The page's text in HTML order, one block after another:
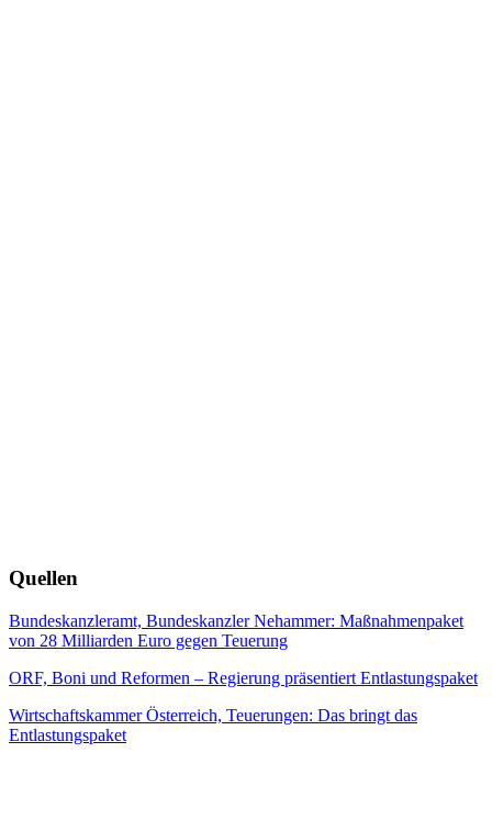
Quellen
Bundeskanzleramt, Bundeskanzler Nehammer: Maßnahmenpaket
von 28 Milliarden Euro gegen Teuerung
ORF, Boni und Reformen – Regierung präsentiert Entlastungspaket
Wirtschaftskammer Österreich, Teuerungen: Das bringt das
Entlastungspaket